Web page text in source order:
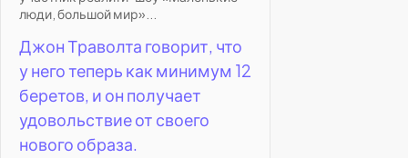
люди, большой мир»...
Джон Траволта говорит, что
у него теперь как минимум 12
беретов, и он получает
удовольствие от своего
нового образа.